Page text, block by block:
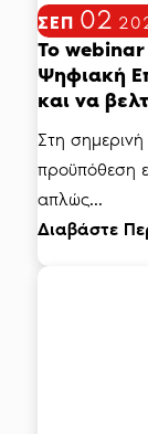
ΣΕΠ 02
Το
Ψηφιακή
και να
Στη σημερινή
προϋπόθεση
απλώς...
Διαβάστε